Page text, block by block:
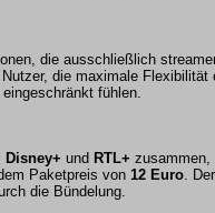
die ausschließlich
die maximale Flexibilität
fühlen.
Disney+ und RTL+ zusammen,
Paketpreis von 12 Euro. Der
die Bündelung.